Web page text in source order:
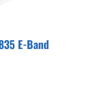
E-Band